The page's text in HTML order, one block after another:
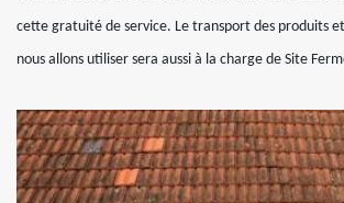
cette gratuité de service. Le transport des produits
nous allons utiliser sera aussi à la charge de Site